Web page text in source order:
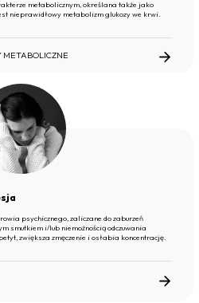
metabolicznym, określana także jako
nieprawidłowy metabolizm glukozy we krwi.
METABOLICZNE
psychicznego, zaliczane do zaburzeń
smutkiem i/lub niemożnością odczuwania
zwiększa zmęczenie i osłabia koncentrację.